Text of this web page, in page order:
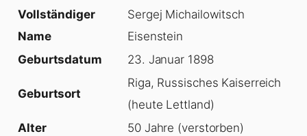
Vollständiger
Name
Sergej Michailowitsch
Eisenstein
Geburtsdatum
23. Januar 1898
Geburtsort
Riga, Russisches Kaiserreich
(heute Lettland)
Alter
50 Jahre (verstorben)